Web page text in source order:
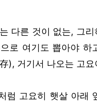
다른 것이 없는, 그
로 여기도 뽑아야
), 거기서 나오는 고요
럼 고요히 햇살 아래